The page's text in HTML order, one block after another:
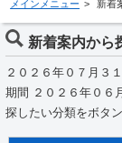
メインメニュー 新着
新着案内から
２０２６年０７月３
期間 ２０２６年０６
探したい分類をボタ